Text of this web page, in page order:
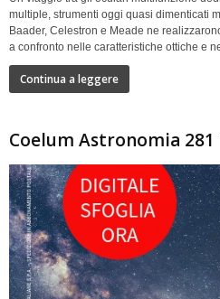
multiple, strumenti oggi quasi dimenticati
Baader, Celestron e Meade ne
a confronto nelle caratteristiche ottiche e
Continua a leggere
Coelum Astronomia